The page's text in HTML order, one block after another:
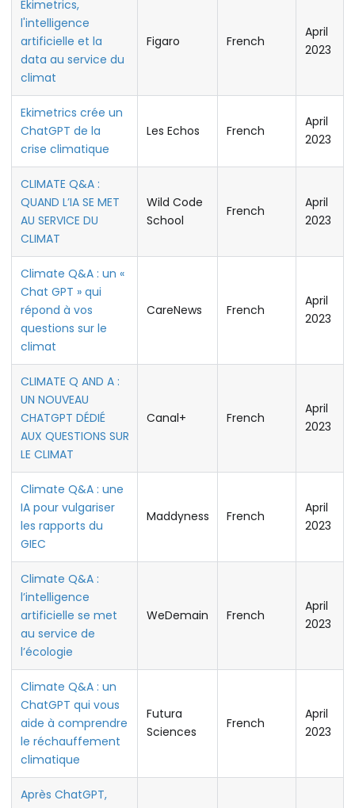
Ekimetrics,
l'intelligence
artificielle et la
data au service du
climat
Figaro French
April
2023
Ekimetrics crée un
ChatGPT de la
crise climatique
Les Echos French
April
2023
CLIMATE Q&A :
QUAND L’IA SE MET
AU SERVICE DU
CLIMAT
Wild Code
School
French
April
2023
Climate Q&A : un «
Chat GPT » qui
répond à vos
questions sur le
climat
CareNews French
April
2023
CLIMATE Q AND A :
UN NOUVEAU
CHATGPT DÉDIÉ
AUX QUESTIONS SUR
LE CLIMAT
Canal+ French
April
2023
Climate Q&A : une
IA pour vulgariser
les rapports du
GIEC
Maddyness French
April
2023
Climate Q&A :
l’intelligence
artificielle se met
au service de
l’écologie
WeDemain French
April
2023
Climate Q&A : un
ChatGPT qui vous
aide à comprendre
le réchauffement
climatique
Futura
Sciences
French
April
2023
Après ChatGPT,